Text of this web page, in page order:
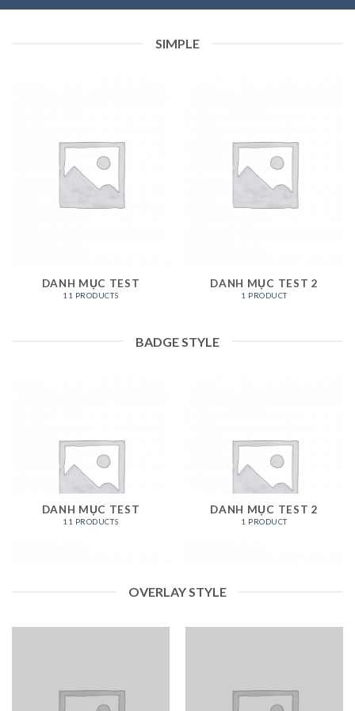
SIMPLE
DANH MỤC TEST
11 PRODUCTS
DANH MỤC TEST 2
1 PRODUCT
BADGE STYLE
DANH MỤC TEST
11 PRODUCTS
DANH MỤC TEST 2
1 PRODUCT
OVERLAY STYLE